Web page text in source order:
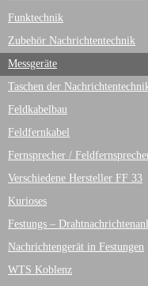
Funktechnik
Zubehör Nachrichtentechnik
Messgeräte
Taschen der
Feldkabelbau
Feldfernkabel
Fernsprecher /
Verschiedene Hersteller FF 33
Kurioses
Festungs –
Nachrichtengerät in Festungen
WTS Koblenz